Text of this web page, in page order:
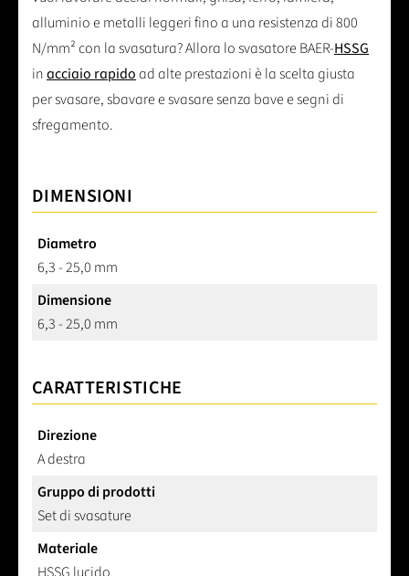
alluminio e metalli leggeri fino a una resistenza di 800
N/mm² con la svasatura? Allora lo svasatore BAER-HSSG
inacciaio rapidoad alte prestazioni è la scelta giusta
per svasare, sbavare e svasare senza bave e segni di
sfregamento.
DIMENSIONI
Diametro
6,3 - 25,0 mm
Dimensione
6,3 - 25,0 mm
CARATTERISTICHE
Direzione
A destra
Gruppo di prodotti
Set di svasature
Materiale